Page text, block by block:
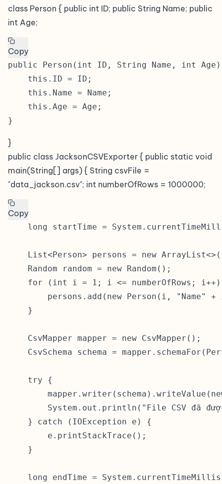
class Person { public int ID; public String Name; public
int Age;
Copy
public Person(int ID, String Name, int
    this.ID = ID;
    this.Name = Name;
    this.Age = Age;
}
public class JacksonCSVExporter { public static void
main(String[] args) { String csvFile =
"data_jackson.csv"; int numberOfRows = 1000000;
Copy
long startTime =
List<Person> persons = new
    Random random = new Random();
for (int i = 1; i <= numberOfRows;
persons.add(new Person(i, "Name" +
    }
    CsvMapper mapper = new CsvMapper();
CsvSchema schema =
    try {
System.out.println("File CSV đã
    } catch (IOException e) {
        e.printStackTrace();
    }
long endTime =